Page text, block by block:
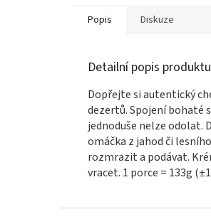
Popis Diskuze
Detailní popis produktu
Dopřejte si autentický
dezertů. Spojení bohaté
jednoduše nelze odolat.
omáčka z jahod či
rozmrazit a podávat.
vracet. 1 porce = 133g